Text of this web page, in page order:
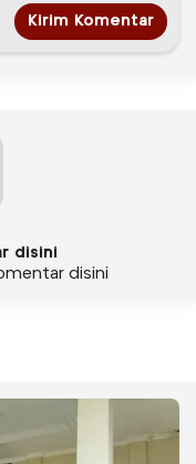
disini
disini